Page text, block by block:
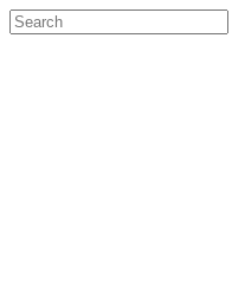
Skip
to